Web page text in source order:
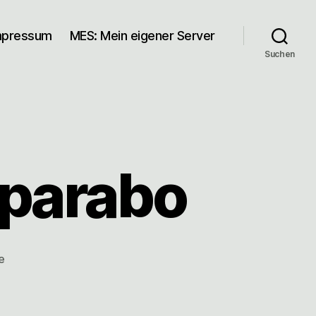
MES: Mein eigener Server
Suchen